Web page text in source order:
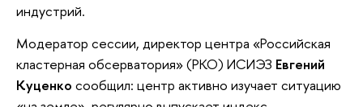
индустрий.
Модератор сессии, директор центра «Российская
кластерная обсерватория» (РКО) ИСИЭЗ Евгений
Куценко сообщил: центр активно изучает ситуацию